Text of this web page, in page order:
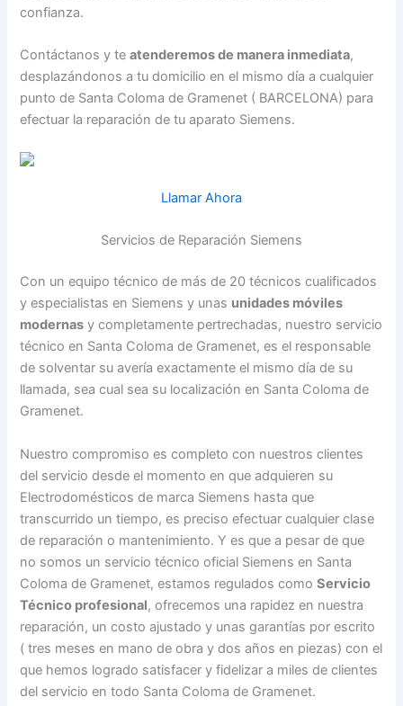
confianza.
Contáctanos y teatenderemos de manera inmediata,
desplazándonos a tu domicilio en el mismo día a cualquier
punto de Santa Coloma de Gramenet ( BARCELONA) para
efectuar la reparación de tu aparato Siemens.
Llamar Ahora
Servicios de Reparación Siemens
Con un equipo técnico de más de 20 técnicos cualificados
y especialistas en Siemens y unas unidades móviles
modernas y completamente pertrechadas, nuestro servicio
técnico en Santa Coloma de Gramenet, es el responsable
de solventar su avería exactamente el mismo día de su
llamada, sea cual sea su localización en Santa Coloma de
Gramenet.
Nuestro compromiso es completo con nuestros clientes
del servicio desde el momento en que adquieren su
Electrodomésticos de marca Siemens hasta que
transcurrido un tiempo, es preciso efectuar cualquier clase
de reparación o mantenimiento. Y es que a pesar de que
no somos un servicio técnico oficial Siemens en Santa
Coloma de Gramenet, estamos regulados comoServicio
Técnico profesional, ofrecemos una rapidez en nuestra
reparación, un costo ajustado y unas garantías por escrito
( tres meses en mano de obra y dos años en piezas) con el
que hemos logrado satisfacer y fidelizar a miles de clientes
del servicio en todo Santa Coloma de Gramenet.